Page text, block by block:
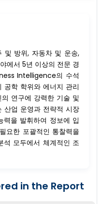
방위, 자동차 및 운송,
에서 5년 이상의 전문 경
Intelligence의 수석
공학 학위와 에너지 관리
연구에 강력한 기술 및
산업 운영과 전략적 시장
을 발휘하여 정보에 입
요한 포괄적인 통찰력을
석 모두에서 체계적인 조
in the Report